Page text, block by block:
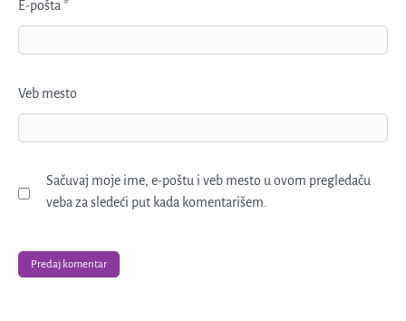
E-pošta *
Veb mesto
Sačuvaj moje ime, e-poštu i veb mesto u ovom pregledaču
veba za sledeći put kada komentarišem.